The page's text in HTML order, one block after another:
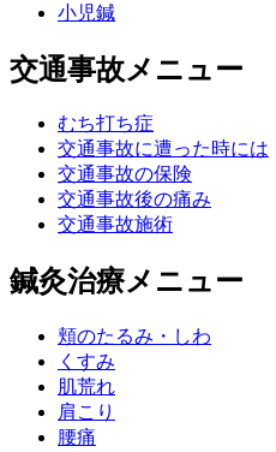
小児鍼
交通事故メニュー
むち打ち症
交通事故に遭った時には
交通事故の保険
交通事故後の痛み
交通事故施術
鍼灸治療メニュー
頬のたるみ・しわ
くすみ
肌荒れ
肩こり
腰痛